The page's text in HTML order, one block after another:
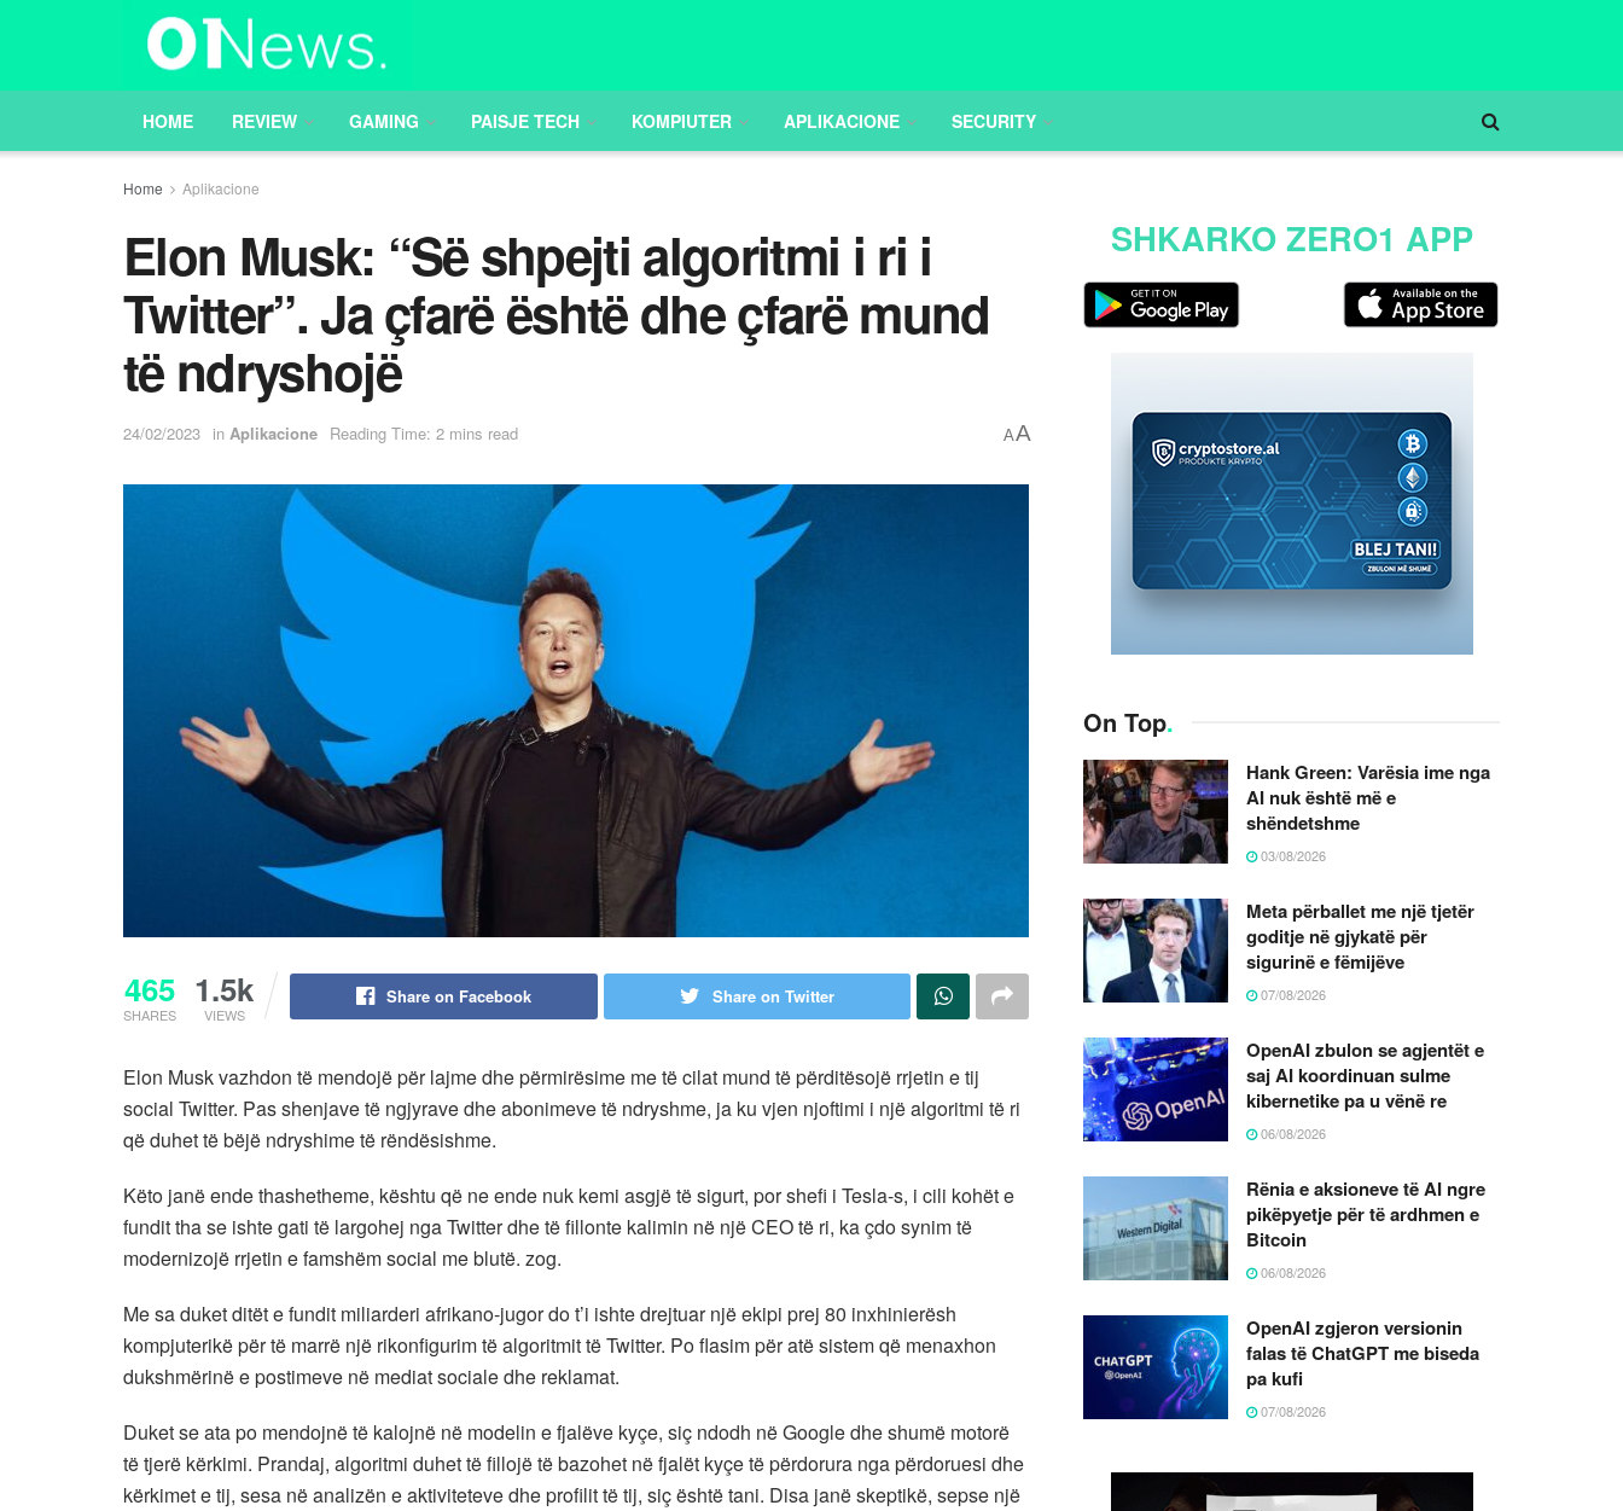
HOME REVIEW GAMING PAISJE TECH KOMPIUTER APLIKACIONE SECURITY
Home Aplikacione
Elon Musk: “Së shpejti algoritmi i ri i
Twitter”. Ja çfarë është dhe çfarë mund
të ndryshojë
24/02/2023 in Aplikacione Reading Time: 2 mins read AA
465
SHARES
1.5k
VIEWS
Share on Facebook Share on Twitter
Elon Musk vazhdon të mendojë për lajme dhe përmirësime me të cilat mund të përditësojë rrjetin e tij
social Twitter. Pas shenjave të ngjyrave dhe abonimeve të ndryshme, ja ku vjen njoftimi i një algoritmi të ri
që duhet të bëjë ndryshime të rëndësishme.
Këto janë ende thashetheme, kështu që ne ende nuk kemi asgjë të sigurt, por shefi i Tesla-s, i cili kohët e
fundit tha se ishte gati të largohej nga Twitter dhe të fillonte kalimin në një CEO të ri, ka çdo synim të
modernizojë rrjetin e famshëm social me blutë. zog.
Me sa duket ditët e fundit miliarderi afrikano-jugor do t’i ishte drejtuar një ekipi prej 80 inxhinierësh
kompjuterikë për të marrë një rikonfigurim të algoritmit të Twitter. Po flasim për atë sistem që menaxhon
dukshmërinë e postimeve në mediat sociale dhe reklamat.
Duket se ata po mendojnë të kalojnë në modelin e fjalëve kyçe, siç ndodh në Google dhe shumë motorë
të tjerë kërkimi. Prandaj, algoritmi duhet të fillojë të bazohet në fjalët kyçe të përdorura nga përdoruesi dhe
kërkimet e tij, sesa në analizën e aktiviteteve dhe profilit të tij, siç është tani. Disa janë skeptikë, sepse një
SHKARKO ZERO1 APP
On Top.
Hank Green: Varësia ime nga
AI nuk është më e
shëndetshme
03/08/2026
Meta përballet me një tjetër
goditje në gjykatë për
sigurinë e fëmijëve
07/08/2026
OpenAI zbulon se agjentët e
saj AI koordinuan sulme
kibernetike pa u vënë re
06/08/2026
Rënia e aksioneve të AI ngre
pikëpyetje për të ardhmen e
Bitcoin
06/08/2026
OpenAI zgjeron versionin
falas të ChatGPT me biseda
pa kufi
07/08/2026